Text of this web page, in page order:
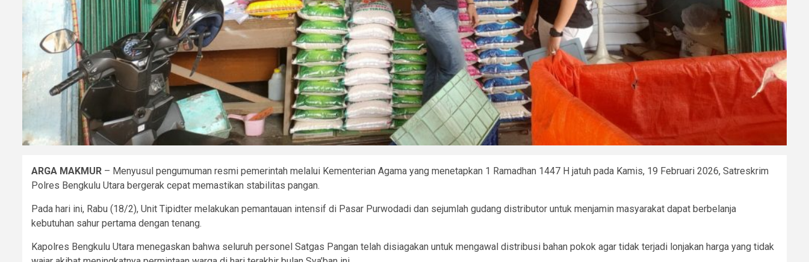
​ARGA MAKMUR – Menyusul pengumuman resmi pemerintah melalui Kementerian Agama yang menetapkan 1 Ramadhan 1447 H jatuh pada Kamis, 19 Februari 2026, Satreskrim
Polres Bengkulu Utara bergerak cepat memastikan stabilitas pangan.
Pada hari ini, Rabu (18/2), Unit Tipidter melakukan pemantauan intensif di Pasar Purwodadi dan sejumlah gudang distributor untuk menjamin masyarakat dapat berbelanja
kebutuhan sahur pertama dengan tenang.
​Kapolres Bengkulu Utara menegaskan bahwa seluruh personel Satgas Pangan telah disiagakan untuk mengawal distribusi bahan pokok agar tidak terjadi lonjakan harga yang tidak